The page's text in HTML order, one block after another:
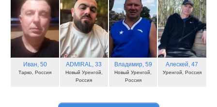
Иван, 50
Тарко, Россия
ADMIRAL, 33
Новый Уренгой,
Россия
Владимир, 59
Новый Уренгой,
Россия
Алескей, 47
Уренгой, Россия